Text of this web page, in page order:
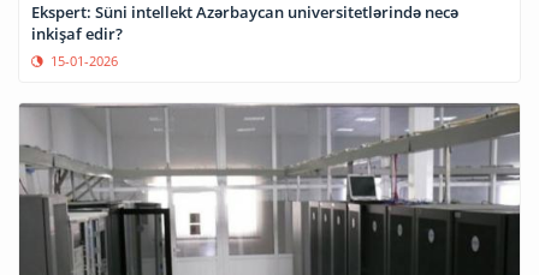
Ekspert: Süni intellekt Azərbaycan universitetlərində necə
inkişaf edir?
15-01-2026